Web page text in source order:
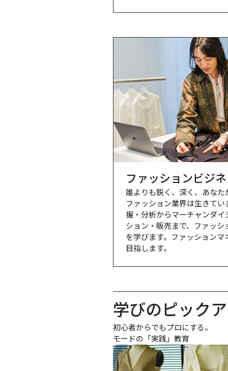
ファッションビジ
誰よりも鋭く、深く、あな
ファッション業界は生きて
握・分析からマーチャンダ
ション・販売まで、ファッ
を学びます。ファッション
目指します。
学びのピック
初心者からでもプロにする。
モードの「実践」教育